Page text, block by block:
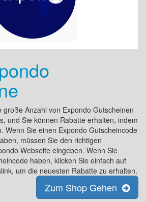
große Anzahl von Expondo Gutscheinen
und Sie können Rabatte erhalten, indem
Wenn Sie einen Expondo Gutscheincode
müssen Sie den richtigen
Webseite eingeben. Wenn Sie
haben, klicken Sie einfach auf
um die neuesten Rabatte zu erhalten.
Zum Shop Gehen